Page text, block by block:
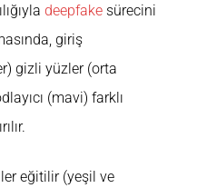
deepfake sürecini
giriş
gizli yüzler (orta
(mavi) farklı
eğitilir (yeşil ve